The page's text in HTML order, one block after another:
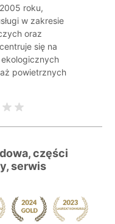
roku,
w zakresie
oraz
się na
powietrznych
części
serwis